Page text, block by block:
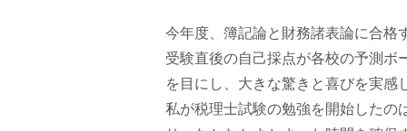
今年度、簿記論と財務諸表論に合格
受験直後の自己採点が各校の予測ボ
を目にし、大きな驚きと喜びを実感
私が税理士試験の勉強を開始したの